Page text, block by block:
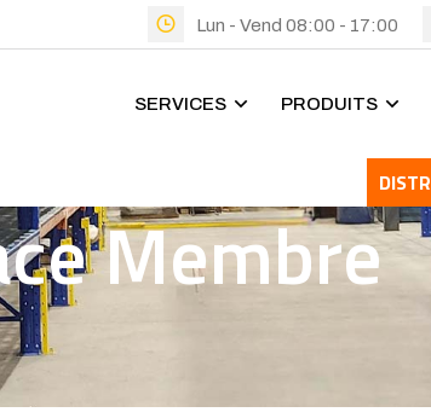
Lun - Vend 08:00 - 17:00
SERVICES PRODUITS
Membre